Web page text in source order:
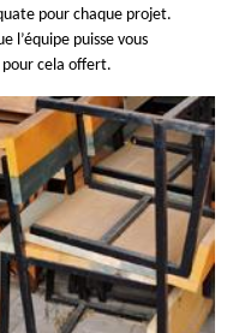
pour chaque projet.
l’équipe puisse vous
pour cela offert.